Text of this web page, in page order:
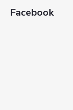
Facebook